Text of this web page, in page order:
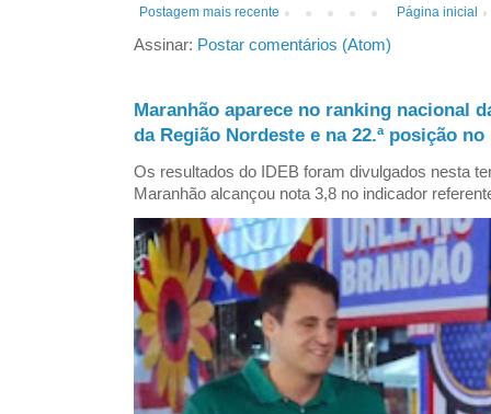
Postagem mais recente Página inicial
Assinar: Postar comentários (Atom)
Maranhão aparece no ranking nacional
da Região Nordeste e na 22.ª posição
Os resultados do IDEB foram divulgados nesta
Maranhão alcançou nota 3,8 no indicador